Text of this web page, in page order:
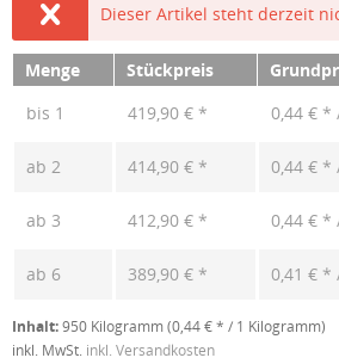
Dieser Artikel steht derzeit
Menge Stückpreis
bis 1 419,90 € * 0,44 € *
ab 2 414,90 € * 0,44 € *
ab 3 412,90 € * 0,44 € *
ab 6 389,90 € * 0,41 € *
Inhalt:950 Kilogramm (0,44 € * / 1 Kilogramm)
inkl. MwSt. inkl. Versandkosten